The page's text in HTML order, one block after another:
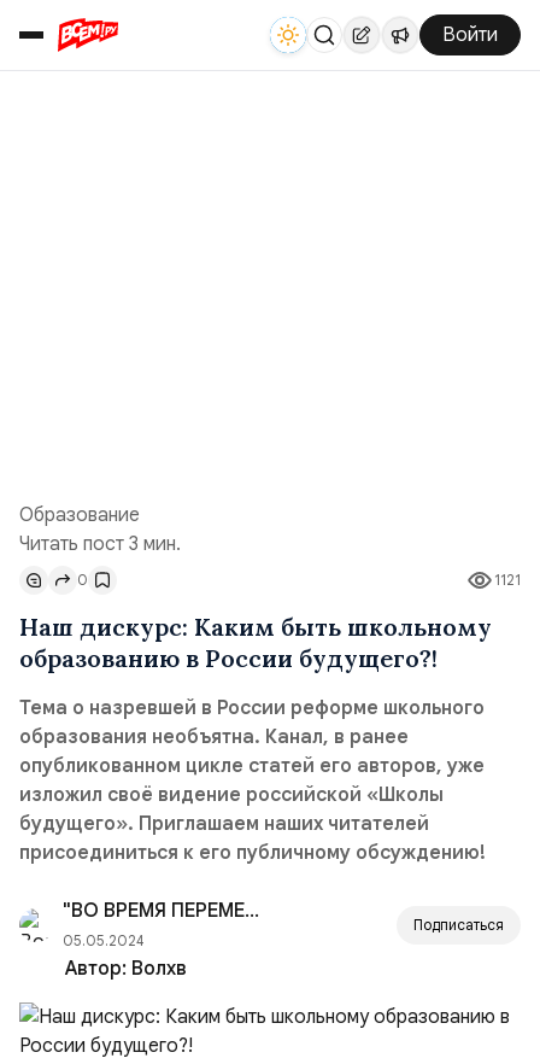
Войти
Образование
Читать пост 3 мин.
1121
0
Наш дискурс: Каким быть школьному
образованию в России будущего?!
Тема о назревшей в России реформе школьного
образования необъятна. Канал, в ранее
опубликованном цикле статей его авторов, уже
изложил своё видение российской «Школы
будущего». Приглашаем наших читателей
присоединиться к его публичному обсуждению!
"ВО ВРЕМЯ ПЕРЕМЕН!"
05.05.2024
Подписаться
Автор: Волхв